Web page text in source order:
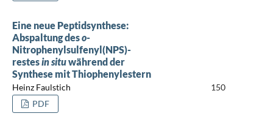
Eine neue Peptidsynthese:
Abspaltung deso-
Nitrophenylsulfenyl(NPS)-
restesin situwährend der
Synthese mit Thiophenylestern
Heinz Faulstich
150
PDF